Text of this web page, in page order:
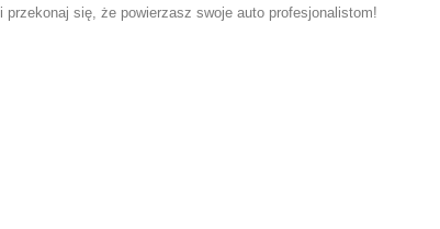
i przekonaj się, że powierzasz swoje auto profesjonalistom!